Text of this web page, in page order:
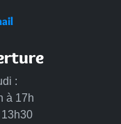
:
à 17h